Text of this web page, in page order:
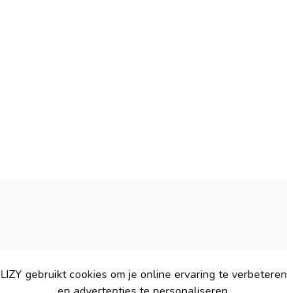
LIZY gebruikt cookies om je online ervaring te verbeteren